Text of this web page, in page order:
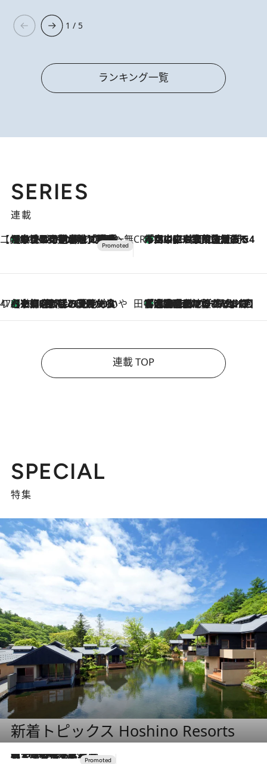
1 / 5
ランキング一覧
SERIES
連載
【CREA×星野リゾート】唯一無二。癒しと発見が待つ場所へ
2026.8.7
【トンボの足水浴】ヒノキの香りに包まれて涼感マックス！約13℃の湧水かけ流しを避暑地「星野温泉 トンボの湯」で体験 CREA'S CHOICE
2026.8.7
「立川にも歌舞伎があるんだよ」 片岡仁左衛門・市川中車ら豪華座組みで4年目の立川立飛歌舞伎へ
47都道府県の手みやげ ひんやりスイーツで夏を満喫
2026.8.7
【京都府】この夏絶対食べたい 冷やしておいしいおやつ3選 ひと口目から心を掴む新緑のテリーヌ 田中稲の勝手に再ブーム
2026.8.7
「湘南乃風に憧れて」観客大盛上がりの“タオル回し”に、ラッパー顔負けの高速歌唱まで…さだまさし（74）のアグレッシブすぎる現在地
連載 TOP
SPECIAL
特集
新着トピックス Hoshino Resorts
2026.8.7
【トンボの足水浴】ヒノキの香りに包まれて涼感マックス！約13℃の湧水かけ流しを避暑地「星野温泉 トンボの湯」で体験